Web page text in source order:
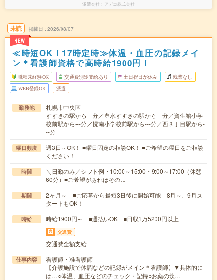
派遣会社 アデコ株式会社
未読
NEW
掲載日 2026/08/07
≪時短OK！17時定時≫体温・血圧の記録メイ
ン＊看護師資格で高時給1900円！
職種未経験OK 交通費別途支給あり 土日祝日が休み 残業なし
WEB登録OK 派遣
勤務地
札幌市中央区
すすきの駅から---分／豊水すすきの駅から---分／資生館小学
校前駅から---分／幌南小学校前駅から---分／西８丁目駅から-
--分
曜日頻度
週3日～OK！ ■曜日固定の相談OK！ ■ご希望の曜日をご相談
ください！
時間
＼日勤のみ／シフト例・10:00～15:00・9:00～17:00（休憩
60分）■ご希望があればその…
期間
2ヶ月～ ■ご応募から最短3日後に開始可能 8月～、9月ス
タートもOK！
時給 時給1900円～ ■週払いOK ■日収1万5200円以上
交通費
交通費全額支給
仕事内容
看護師・准看護師
【介護施設で体調などの記録がメイン＊看護師】▼具体的に
は…○体温、血圧などのチェック・記録○お薬の飲…